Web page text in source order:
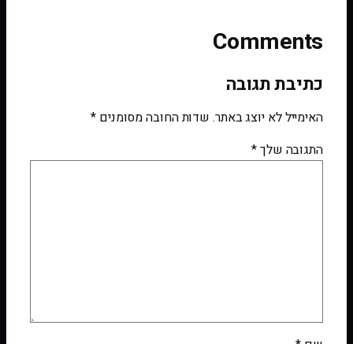
Comments
כתיבת תגובה
האימייל לא יוצג באתר. שדות החובה מסומנים *
התגובה שלך*